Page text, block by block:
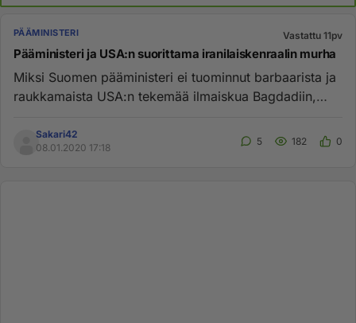
PÄÄMINISTERI Vastattu 11pv
Pääministeri ja USA:n suorittama iranilaiskenraalin murha
Miksi Suomen pääministeri ei tuominnut barbaarista ja
raukkamaista USA:n tekemää ilmaiskua Bagdadiin,
Sakari42
08.01.2020 17:18
5 182 0